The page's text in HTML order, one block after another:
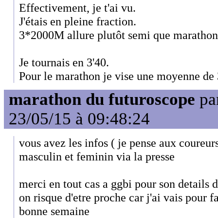
Effectivement, je t'ai vu.
J'étais en pleine fraction.
3*2000M allure plutôt semi que
Je tournais en 3'40.
Pour le marathon je vise une moyenne de
marathon du futuroscope
23/05/15 à 09:48:24
vous avez les infos ( je pense aux
masculin et feminin via la presse
merci en tout cas a ggbi pour son details
on risque d'etre proche car j'ai vais pour
bonne semaine